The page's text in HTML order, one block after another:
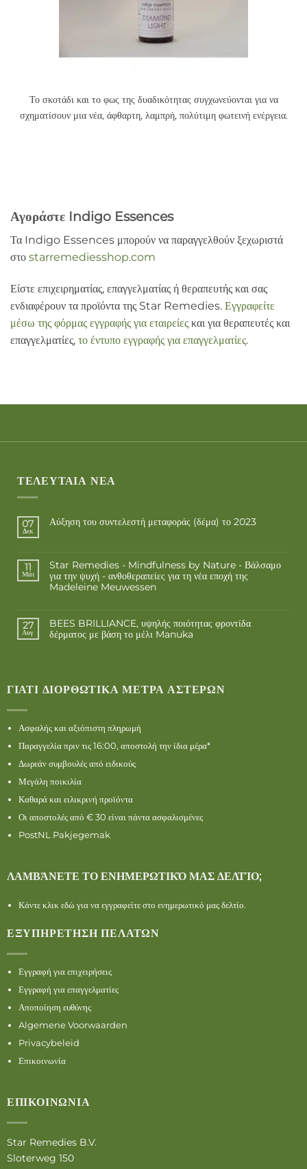
Το σκοτάδι και το φως της δυαδικότητας συγχωνεύονται για να
σχηματίσουν μια νέα, άφθαρτη, λαμπρή, πολύτιμη φωτεινή ενέργεια.
Αγοράστε Indigo Essences
Τα Indigo Essences μπορούν να παραγγελθούν ξεχωριστά
στο starremediesshop.com
Είστε επιχειρηματίας, επαγγελματίας ή θεραπευτής και σας
ενδιαφέρουν τα προϊόντα της Star Remedies. Εγγραφείτε
μέσω της φόρμας εγγραφής για εταιρείες και για θεραπευτές και
επαγγελματίες, το έντυπο εγγραφής για επαγγελματίες.
ΤΕΛΕΥΤΑΊΑ ΝΈΑ
07
Δεκ
Αύξηση του συντελεστή μεταφοράς (δέμα) το 2023
11
Μάι
Star Remedies - Mindfulness by Nature - Βάλσαμο
για την ψυχή - ανθοθεραπείες για τη νέα εποχή της
Madeleine Meuwessen
27
Αυγ
BEES BRILLIANCE, υψηλής ποιότητας φροντίδα
δέρματος με βάση το μέλι Manuka
ΓΙΑΤΊ ΔΙΟΡΘΩΤΙΚΆ ΜΈΤΡΑ ΑΣΤΈΡΩΝ
Ασφαλής και αξιόπιστη πληρωμή
Παραγγελία πριν τις 16:00, αποστολή την ίδια μέρα*
Δωρεάν συμβουλές από ειδικούς
Μεγάλη ποικιλία
Καθαρά και ειλικρινή προϊόντα
Οι αποστολές από € 30 είναι πάντα ασφαλισμένες
PostNL Pakjegemak
ΛΑΜΒΆΝΕΤΕ ΤΟ ΕΝΗΜΕΡΩΤΙΚΌ ΜΑΣ ΔΕΛΤΊΟ;
Κάντε κλικ εδώ για να εγγραφείτε στο ενημερωτικό μας δελτίο.
ΕΞΥΠΗΡΈΤΗΣΗ ΠΕΛΑΤΏΝ
Εγγραφή για επιχειρήσεις
Εγγραφή για επαγγελματίες
Αποποίηση ευθύνης
Algemene Voorwaarden
Privacybeleid
Επικοινωνία
ΕΠΙΚΟΙΝΩΝΊΑ
Star Remedies B.V.
Sloterweg 150